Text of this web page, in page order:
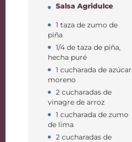
Salsa Agridulce
1 taza de zumo de
piña
1/4 de taza de piña,
hecha puré
1 cucharada de azúcar
moreno
2 cucharadas de
vinagre de arroz
1 cucharada de zumo
de lima
2 cucharadas de